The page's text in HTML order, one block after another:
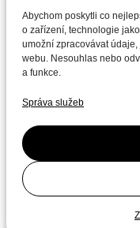
Abychom poskytli co
o zařízení, technologie
umožní zpracovávat
webu. Nesouhlas nebo
a funkce.
Správa služeb